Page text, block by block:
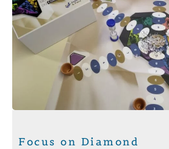
Focus on Diamond